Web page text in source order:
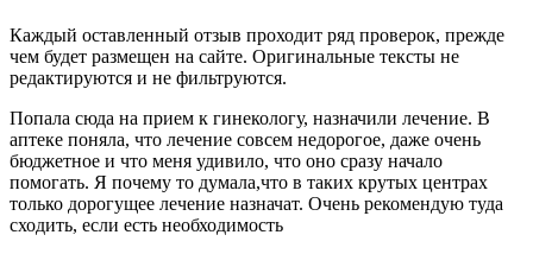
Каждый оставленный отзыв проходит ряд проверок, прежде
чем будет размещен на сайте. Оригинальные тексты не
редактируются и не фильтруются.
Попала сюда на прием к гинекологу, назначили лечение. В
аптеке поняла, что лечение совсем недорогое, даже очень
бюджетное и что меня удивило, что оно сразу начало
помогать. Я почему то думала,что в таких крутых центрах
только дорогущее лечение назначат. Очень рекомендую туда
сходить, если есть необходимость